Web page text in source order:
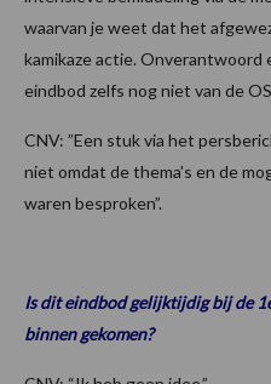
waarvan je weet dat het
kamikaze actie.
eindbod zelfs nog niet van de
CNV: ”Een stuk via het
niet omdat de thema's en de
waren besproken”.
Is dit eindbod gelijktijdig bij de
binnen gekomen?